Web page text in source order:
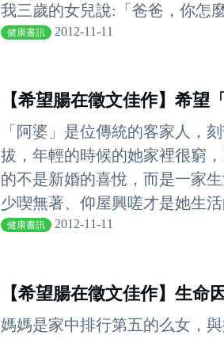
我三歲的女兒說:「爸爸，你怎
健康書訊 2012-11-11
【希望腸在徵文佳作】希望
「阿婆」是位傳統的客家人，
拔，年輕的時候的她家裡很窮
的不是新婚的喜悅，而是一家
少喫無著、仰屋興嗟才是她生
健康書訊 2012-11-11
【希望腸在徵文佳作】生命
媽媽是家中排行第五的么女，